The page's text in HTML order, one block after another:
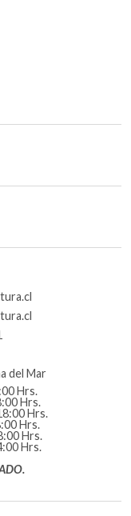
del Mar
Hrs.
Hrs.
Hrs.
Hrs.
Hrs.
Hrs.